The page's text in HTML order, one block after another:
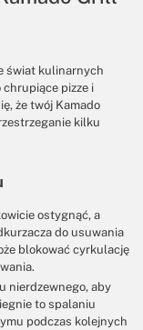
świat kulinarnych
pizze i
że twój Kamado
kilku
ostygnąć, a
do usuwania
blokować cyrkulację
nierdzewnego, aby
to spalaniu
podczas kolejnych